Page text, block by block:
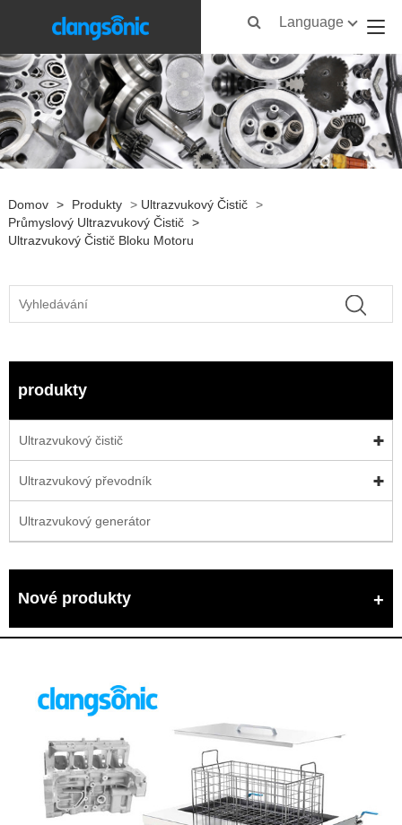
Language
Domov > Produkty > Ultrazvukový Čistič >
Průmyslový Ultrazvukový Čistič >
Ultrazvukový Čistič Bloku Motoru
produkty
Ultrazvukový čistič
Ultrazvukový převodník
Ultrazvukový generátor
Nové produkty